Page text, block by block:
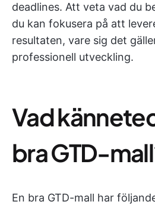
deadlines. Att veta vad du
du kan fokusera på att
resultaten, vare sig det
professionell utveckling.
Vad
bra GTD-
En bra GTD-mall har